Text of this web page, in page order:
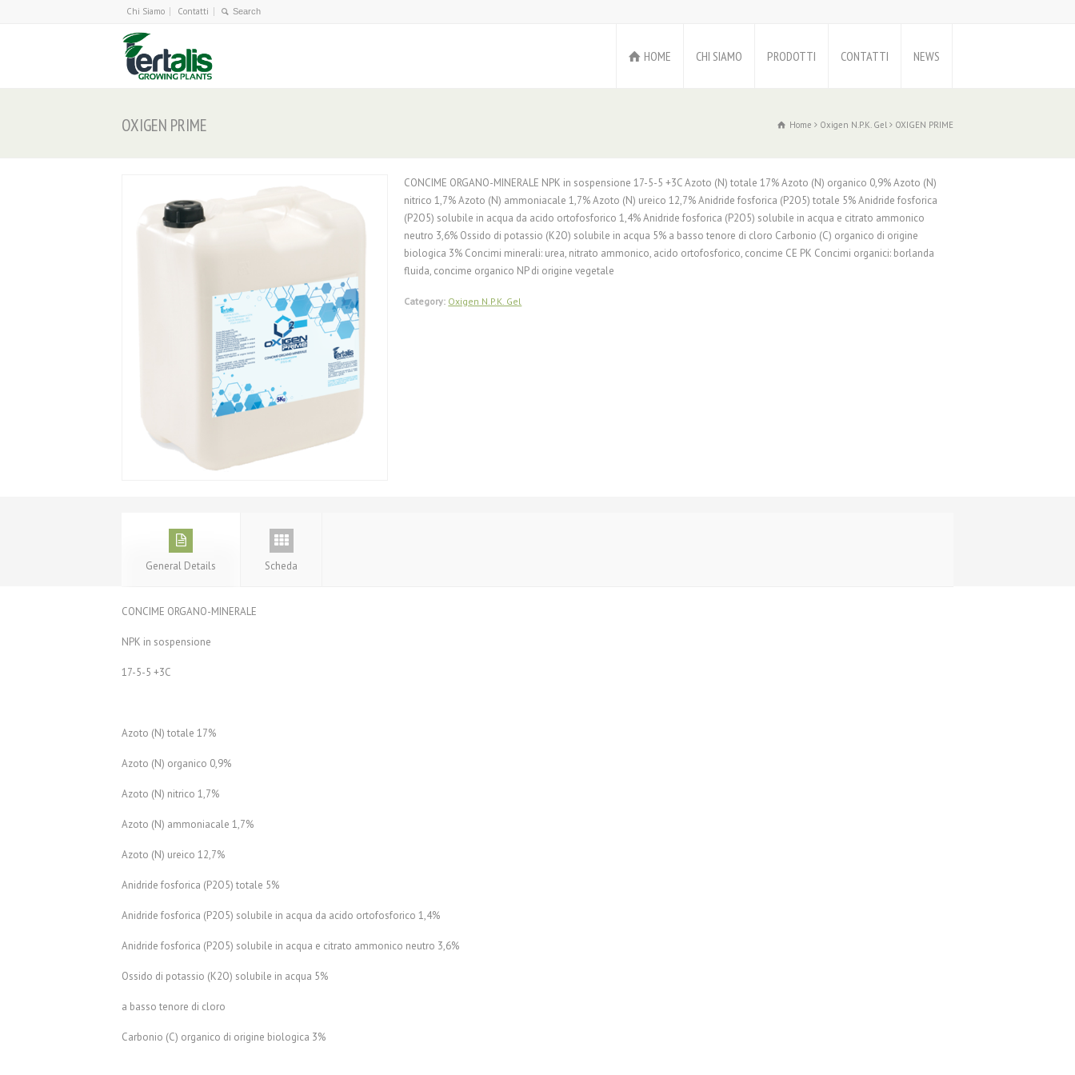
Chi Siamo Contatti
HOME CHI SIAMO PRODOTTI CONTATTI NEWS
OXIGEN PRIME Home Oxigen N.P.K. Gel OXIGEN PRIME
CONCIME ORGANO-MINERALE NPK in sospensione 17-5-5 +3C Azoto (N) totale 17% Azoto (N) organico 0,9% Azoto (N)
nitrico 1,7% Azoto (N) ammoniacale 1,7% Azoto (N) ureico 12,7% Anidride fosforica (P2O5) totale 5% Anidride fosforica
(P2O5) solubile in acqua da acido ortofosforico 1,4% Anidride fosforica (P2O5) solubile in acqua e citrato ammonico
neutro 3,6% Ossido di potassio (K2O) solubile in acqua 5% a basso tenore di cloro Carbonio (C) organico di origine
biologica 3% Concimi minerali: urea, nitrato ammonico, acido ortofosforico, concime CE PK Concimi organici: borlanda
fluida, concime organico NP di origine vegetale
Category: Oxigen N.P.K. Gel
General Details Scheda
CONCIME ORGANO-MINERALE
NPK in sospensione
17-5-5 +3C
Azoto (N) totale 17%
Azoto (N) organico 0,9%
Azoto (N) nitrico 1,7%
Azoto (N) ammoniacale 1,7%
Azoto (N) ureico 12,7%
Anidride fosforica (P2O5) totale 5%
Anidride fosforica (P2O5) solubile in acqua da acido ortofosforico 1,4%
Anidride fosforica (P2O5) solubile in acqua e citrato ammonico neutro 3,6%
Ossido di potassio (K2O) solubile in acqua 5%
a basso tenore di cloro
Carbonio (C) organico di origine biologica 3%